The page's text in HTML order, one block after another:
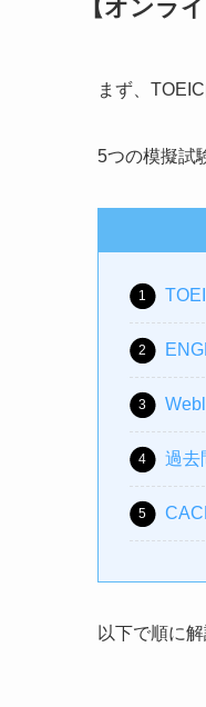
【オンラ
まず、
5つの模擬試
過去
以下で順に